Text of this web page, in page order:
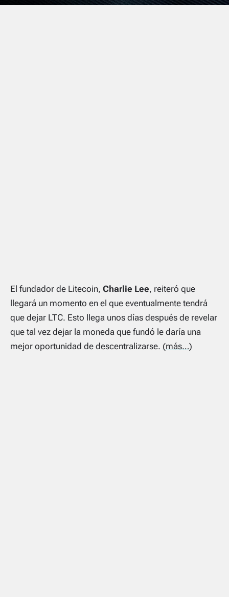
El fundador de Litecoin, Charlie Lee, reiteró que
llegará un momento en el que eventualmente tendrá
que dejar LTC. Esto llega unos días después de revelar
que tal vez dejar la moneda que fundó le daría una
mejor oportunidad de descentralizarse. (más…)